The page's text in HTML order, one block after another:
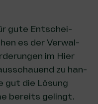
gute Ent­schei­
es der Ver­wal­
im Hier
zu han­
gut die Lösung
bereits gelingt.